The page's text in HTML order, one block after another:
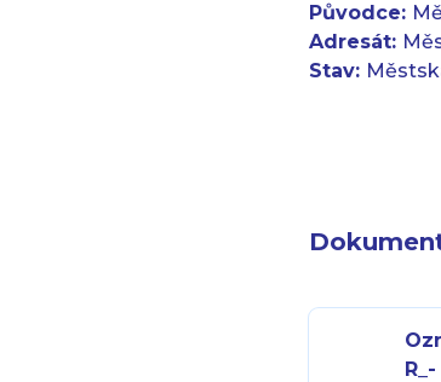
Původce:
Adresát:
Stav:
R_-